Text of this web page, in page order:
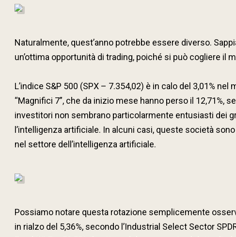
Naturalmente, quest’anno potrebbe essere diverso.
un’ottima opportunità di trading, poiché si può cogliere il
L’indice S&P 500 (SPX – 7.354,02) è in calo del 3,01%
“Magnifici 7”, che da inizio mese hanno perso il 12,71%,
investitori non sembrano particolarmente entusiasti dei
l’intelligenza artificiale. In alcuni casi, queste società
nel settore dell’intelligenza artificiale.
Possiamo notare questa rotazione semplicemente
in rialzo del 5,36%, secondo l’Industrial Select Sector